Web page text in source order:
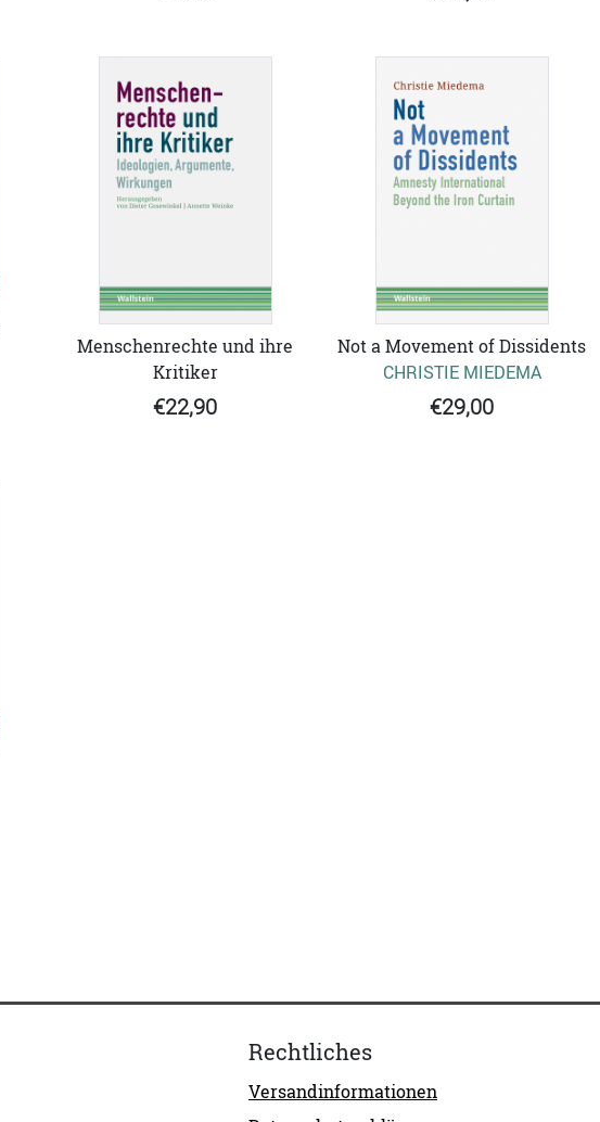
Menschenrechte und ihre
Kritiker
€22,90
Not a Movement of Dissidents
CHRISTIE MIEDEMA
€29,00
Rechtliches
Versandinformationen